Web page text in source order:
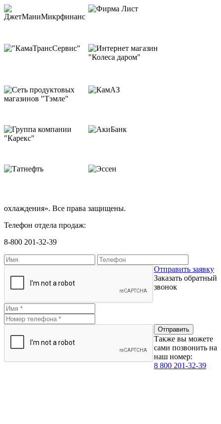
охлаждения». Все права защищены.
Телефон отдела продаж:
8-800 201-32-39
Отправить заявку
Заказать обратный
звонок
Также вы можете
сами позвонить на
наш номер:
8 800 201-32-39